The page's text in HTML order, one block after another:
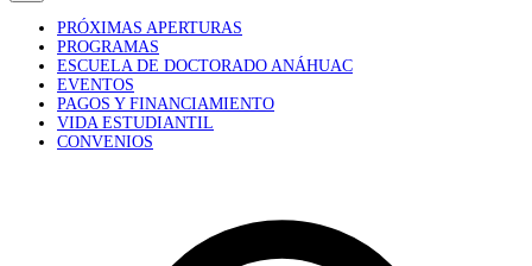
PRÓXIMAS APERTURAS
PROGRAMAS
ESCUELA DE DOCTORADO ANÁHUAC
EVENTOS
PAGOS Y FINANCIAMIENTO
VIDA ESTUDIANTIL
CONVENIOS